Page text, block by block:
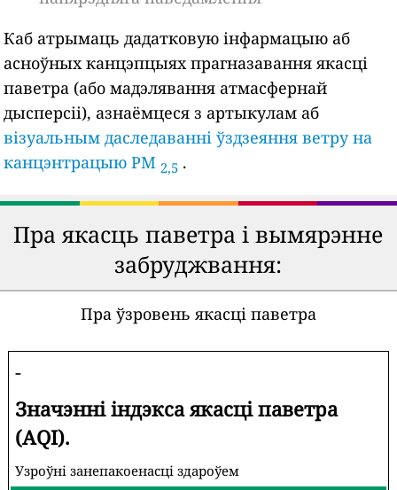
Каб атрымаць дадатковую інфармацыю аб
асноўных канцэпцыях прагназавання якасці
паветра (або мадэлявання атмасфернай
дысперсіі), азнаёмцеся з артыкулам аб
візуальным даследаванні ўздзеяння ветру на
канцэнтрацыю PM 2,5 .
Пра якасць паветра і вымярэнне
забруджвання:
Пра ўзровень якасці паветра
-
Значэнні індэкса якасці паветра
(AQI).
Узроўні занепакоенасці здароўем